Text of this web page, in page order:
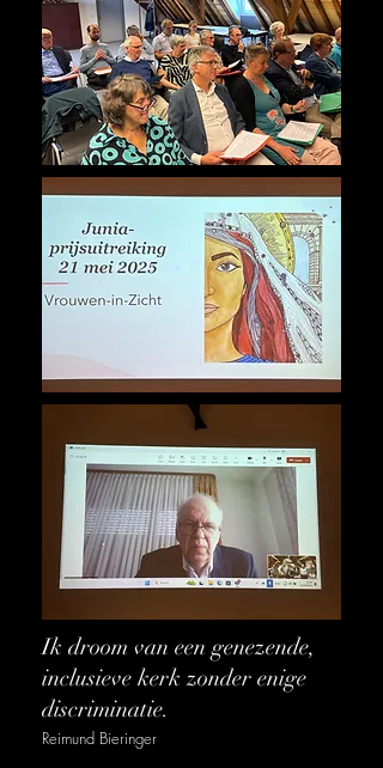
Ik droom van een genezende,
inclusieve kerk zonder enige
discriminatie.
Reimund Bieringer